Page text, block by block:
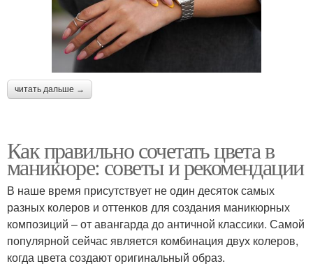
читать дальше →
Как правильно сочетать цвета в
маникюре: советы и рекомендации
В наше время присутствует не один десяток самых
разных колеров и оттенков для создания маникюрных
композиций – от авангарда до античной классики. Самой
популярной сейчас является комбинация двух колеров,
когда цвета создают оригинальный образ.